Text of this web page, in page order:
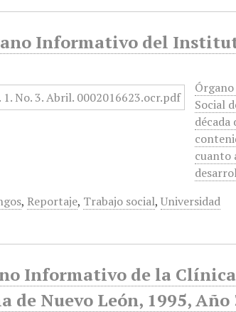
Informativo del
Social
década
cuanto
, Reportaje, Trabajo social,Universidad
Informativo de la
Nuevo León, 1995, Año